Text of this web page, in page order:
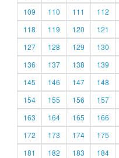
109
110 111 112
118
119 120 121
127
128 129 130
136
137 138 139
145
146 147 148
154
155 156 157
163
164 165 166
172
173 174 175
181
182 183 184